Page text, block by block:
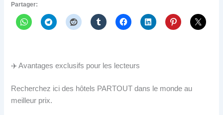
Partager:
✈️ Avantages exclusifs pour les lecteurs
Recherchez ici des hôtels PARTOUT dans le monde au
meilleur prix.